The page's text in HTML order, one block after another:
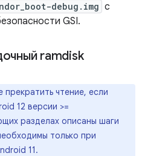
debug.img с
GSI.
ramdisk
чтение, если
12 версии >=
разделах описаны шаги
только при
11.